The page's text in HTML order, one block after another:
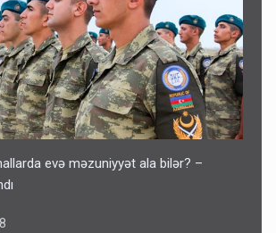
evə məzuniyyət ala bilər? –